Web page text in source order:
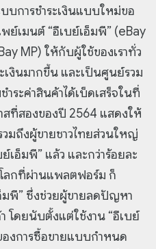
บบการชำระเงินแบบใหม่ขอ
ย์เมนต์ “อีเบย์เอ็มพี” (eBay
MP) ให้กับผู้ใช้ของเราทั่ว
เงินมากขึ้น และเป็นศูนย์รวม
ระค่าสินค้าได้เบ็ดเสร็จในที่
ที่สองของปี 2564 แสดงให้
วมถึงผู้ขายชาวไทยส่วนใหญ่
เอ็มพี” แล้ว และกว่าร้อยละ
ลกที่ผ่านแพลตฟอร์ม ก็
มพี” ซึ่งช่วยผู้ขายลดปัญหา
โดยนับตั้งแต่ใช้งาน “อีเบย์
องการซื้อขายแบบกำหนด